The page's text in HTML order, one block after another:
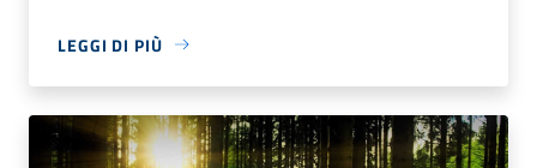
LEGGI DI PIÙ